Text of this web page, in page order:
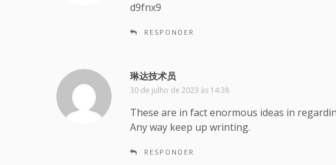
d9fnx9
RESPONDER
琳达技术员
i
s
e
30 de julho de 2023 às 14:38
These are in fact enormous ideas in
Any way keep up wrinting.
RESPONDER